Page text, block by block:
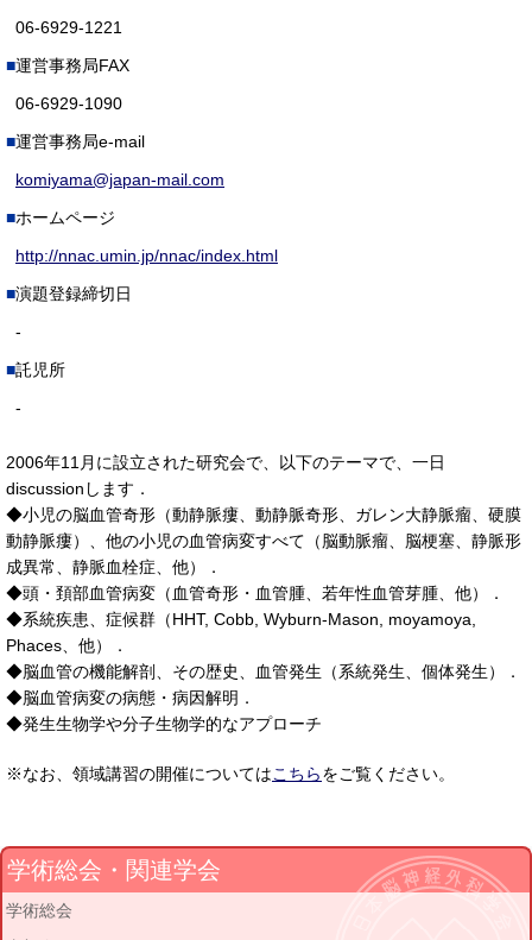
06-6929-1221
運営事務局FAX
06-6929-1090
運営事務局e-mail
komiyama@japan-mail.com
ホームページ
http://nnac.umin.jp/nnac/index.html
演題登録締切日
-
託児所
-
2006年11月に設立された研究会で、以下のテーマで、一日
discussionします．
◆小児の脳血管奇形（動静脈瘻、動静脈奇形、ガレン大静脈瘤、硬膜
動静脈瘻）、他の小児の血管病変すべて（脳動脈瘤、脳梗塞、静脈形
成異常、静脈血栓症、他）．
◆頭・頚部血管病変（血管奇形・血管腫、若年性血管芽腫、他）．
◆系統疾患、症候群（HHT, Cobb, Wyburn-Mason, moyamoya,
Phaces、他）．
◆脳血管の機能解剖、その歴史、血管発生（系統発生、個体発生）．
◆脳血管病変の病態・病因解明．
◆発生生物学や分子生物学的なアプローチ
※なお、領域講習の開催についてはこちらをご覧ください。
学術総会・関連学会
学術総会